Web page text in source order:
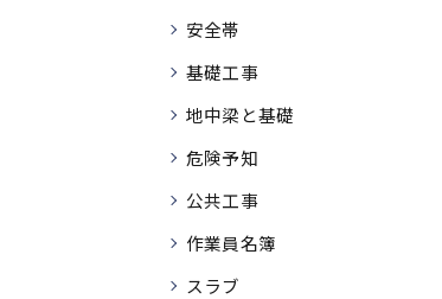
安全帯
基礎工事
地中梁と基礎
危険予知
公共工事
作業員名簿
スラブ